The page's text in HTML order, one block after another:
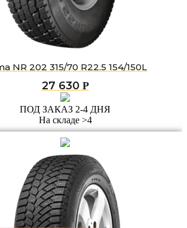
NR 202 315/70 R22.5 154/150L
27 630 Р
ПОД ЗАКАЗ 2-4 ДНЯ
На складе >4